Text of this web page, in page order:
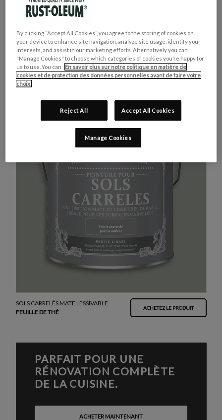
MEUBLES DE CUISINE
VERT KAKI
SOLS CARRELÉS MATE LESSIVABLE
FEUILLE DE THÉ
ACHETEZ LE PRODUIT
PARFAIT POUR UNE
RÉNOVATION COMPLÈTE
DE LA CUISINE.
ACHETER MAINTENANT
By clicking “Accept All Cookies”, you agree to the storing of cookies on
your device to enhance site navigation, analyze site usage, identify your
interests, and assist in our marketing efforts. Alternatively you can
"Manage Cookies" to choose which categories of cookies you’re happy for
us to use. You can
En savoir plus sur notre politique en matière de
cookies et de protection des données personnelles avant de faire votre
choix.
Reject All Accept All Cookies
Manage Cookies